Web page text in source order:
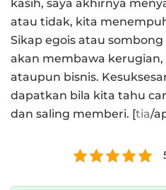
kasih, saya akhirnya
atau tidak, kita
Sikap egois atau
akan membawa
ataupun bisnis.
dapatkan bila kita tahu
dan saling memberi. [tia/